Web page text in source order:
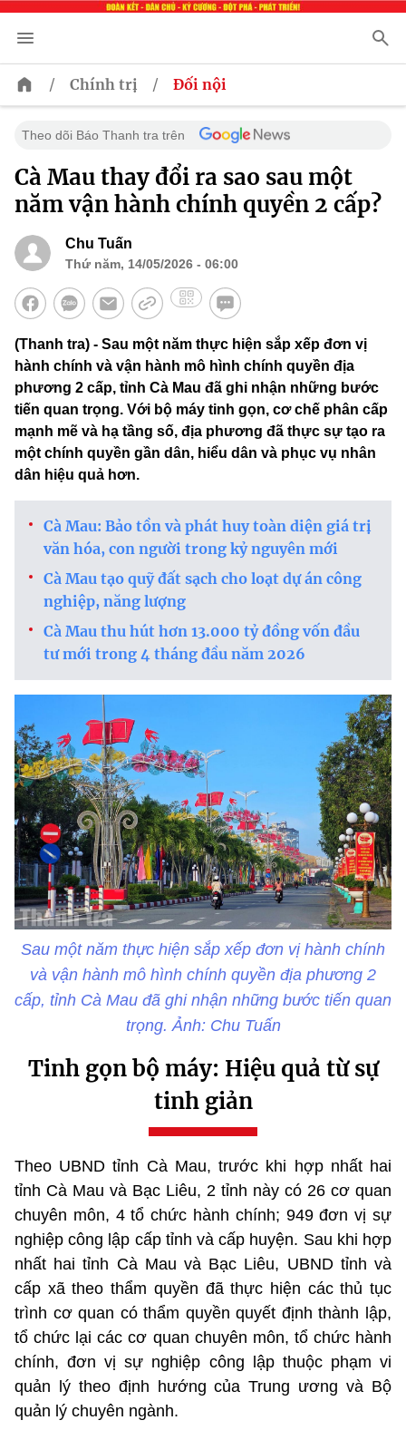
/ Chính trị / Đối nội
Theo dõi Báo Thanh tra trên
Cà Mau thay đổi ra sao sau một
năm vận hành chính quyền 2 cấp?
Chu Tuấn
Thứ năm, 14/05/2026 - 06:00
(Thanh tra) - Sau một năm thực hiện sắp xếp đơn vị
hành chính và vận hành mô hình chính quyền địa
phương 2 cấp, tỉnh Cà Mau đã ghi nhận những bước
tiến quan trọng. Với bộ máy tinh gọn, cơ chế phân cấp
mạnh mẽ và hạ tầng số, địa phương đã thực sự tạo ra
một chính quyền gần dân, hiểu dân và phục vụ nhân
dân hiệu quả hơn.
Cà Mau: Bảo tồn và phát huy toàn diện giá trị
văn hóa, con người trong kỷ nguyên mới
Cà Mau tạo quỹ đất sạch cho loạt dự án công
nghiệp, năng lượng
Cà Mau thu hút hơn 13.000 tỷ đồng vốn đầu
tư mới trong 4 tháng đầu năm 2026
Sau một năm thực hiện sắp xếp đơn vị hành chính
và vận hành mô hình chính quyền địa phương 2
cấp, tỉnh Cà Mau đã ghi nhận những bước tiến quan
trọng. Ảnh: Chu Tuấn
Tinh gọn bộ máy: Hiệu quả từ sự
tinh giản
Theo UBND tỉnh Cà Mau, trước khi hợp nhất hai
tỉnh Cà Mau và Bạc Liêu, 2 tỉnh này có 26 cơ quan
chuyên môn, 4 tổ chức hành chính; 949 đơn vị sự
nghiệp công lập cấp tỉnh và cấp huyện. Sau khi hợp
nhất hai tỉnh Cà Mau và Bạc Liêu, UBND tỉnh và
cấp xã theo thẩm quyền đã thực hiện các thủ tục
trình cơ quan có thẩm quyền quyết định thành lập,
tổ chức lại các cơ quan chuyên môn, tổ chức hành
chính, đơn vị sự nghiệp công lập thuộc phạm vi
quản lý theo định hướng của Trung ương và Bộ
quản lý chuyên ngành.